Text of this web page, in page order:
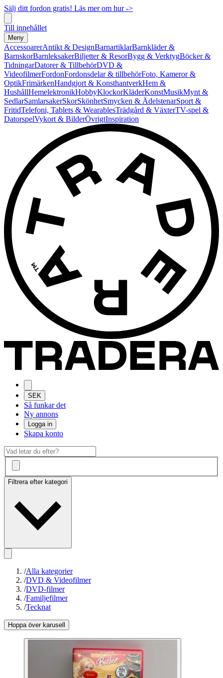
Sälj ditt fordon gratis! Läs mer om hur ->
Till innehållet
Meny
AccessoarerAntikt & DesignBarnartiklarBarnkläder &
BarnskorBarnleksakerBiljetter & ResorBygg & VerktygBöcker &
TidningarDatorer & TillbehörDVD &
VideofilmerFordonFordonsdelar & tillbehörFoto, Kameror &
OptikFrimärkenHandgjort & KonsthantverkHem &
HushållHemelektronikHobbyKlockorKläderKonstMusikMynt &
SedlarSamlarsakerSkorSkönhetSmycken & ÄdelstenarSport &
FritidTelefoni, Tablets & WearablesTrädgård & VäxterTV-spel &
DatorspelVykort & BilderÖvrigtInspiration
SEK
Så funkar det
Ny annons
Logga in
Skapa konto
Filtrera efter kategori
/Alla kategorier
/DVD & Videofilmer
/DVD-filmer
/Familjefilmer
/Tecknat
Hoppa över karusell